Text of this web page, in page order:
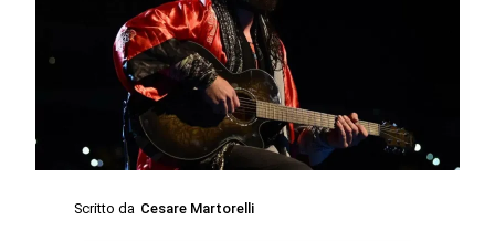
Scritto da Cesare Martorelli